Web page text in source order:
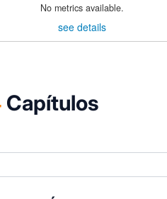
No metrics available.
see details
Capítulos